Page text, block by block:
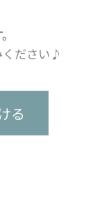
ください♪
る